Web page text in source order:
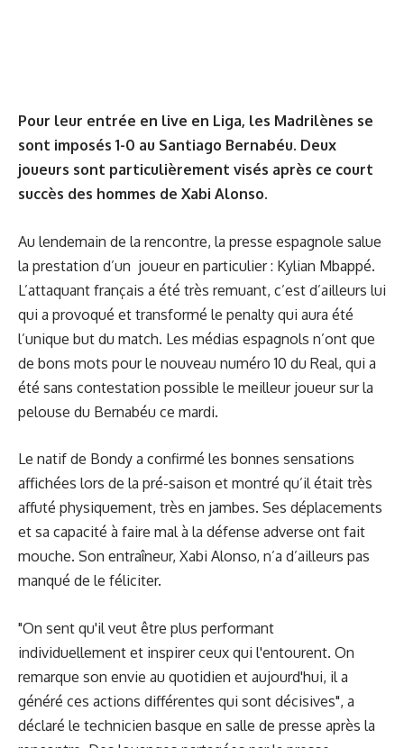
Pour leur entrée en live en Liga, les Madrilènes se
sont imposés 1-0 au Santiago Bernabéu. Deux
joueurs sont particulièrement visés après ce court
succès des hommes de Xabi Alonso.
Au lendemain de la rencontre, la presse espagnole salue
la prestation d’un joueur en particulier : Kylian Mbappé.
L’attaquant français a été très remuant, c’est d’ailleurs lui
qui a provoqué et transformé le penalty qui aura été
l’unique but du match. Les médias espagnols n’ont que
de bons mots pour le nouveau numéro 10 du Real, qui a
été sans contestation possible le meilleur joueur sur la
pelouse du Bernabéu ce mardi.
Le natif de Bondy a confirmé les bonnes sensations
affichées lors de la pré-saison et montré qu’il était très
affuté physiquement, très en jambes. Ses déplacements
et sa capacité à faire mal à la défense adverse ont fait
mouche. Son entraîneur, Xabi Alonso, n’a d’ailleurs pas
manqué de le féliciter.
"On sent qu'il veut être plus performant
individuellement et inspirer ceux qui l'entourent. On
remarque son envie au quotidien et aujourd'hui, il a
généré ces actions différentes qui sont décisives", a
déclaré le technicien basque en salle de presse après la